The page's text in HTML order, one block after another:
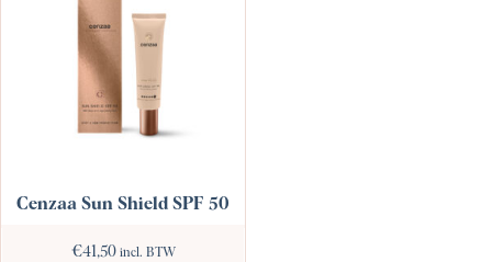
Cenzaa Sun Shield SPF 50
€41,50 incl. BTW